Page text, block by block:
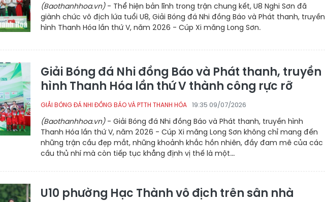
(Baothanhhoa.vn)- Thể hiện bản lĩnh trong trận chung kết, U8 Nghi Sơn đã
giành chức vô địch lứa tuổi U8, Giải Bóng đá Nhi đồng Báo và Phát thanh, truyền
hình Thanh Hóa lần thứ V, năm 2026 - Cúp Xi măng Long Sơn.
Giải Bóng đá Nhi đồng Báo và Phát thanh, truyền
hình Thanh Hóa lần thứ V thành công rực rỡ
GIẢI BÓNG ĐÁ NHI ĐỒNG BÁO VÀ PTTH THANH HÓA 19:35 09/07/2026
(Baothanhhoa.vn)- Giải Bóng đá Nhi đồng Báo và Phát thanh, truyền hình
Thanh Hóa lần thứ V, năm 2026 - Cúp Xi măng Long Sơn không chỉ mang đến
những trận cầu đẹp mắt, những khoảnh khắc hồn nhiên, đầy đam mê của các
cầu thủ nhí mà còn tiếp tục khẳng định vị thế là một...
U10 phường Hạc Thành vô địch trên sân nhà